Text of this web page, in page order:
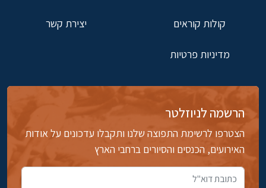
קולות קוראים יצירת קשר
מדיניות פרטיות
הרשמה לניוזלטר
הצטרפו לרשימת התפוצה שלנו ותקבלו עדכונים על אודות
האירועים, הכנסים והסיורים ברחבי הארץ